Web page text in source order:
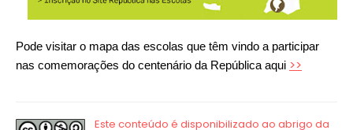
Pode visitar o mapa das escolas que têm vindo a participar
nas comemorações do centenário da República aqui >>